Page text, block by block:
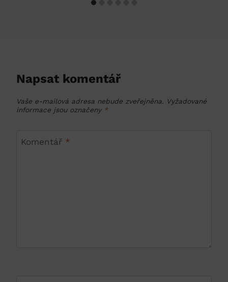
Napsat komentář
Vaše e-mailová adresa nebude zveřejněna. Vyžadované
informace jsou označeny *
Komentář *